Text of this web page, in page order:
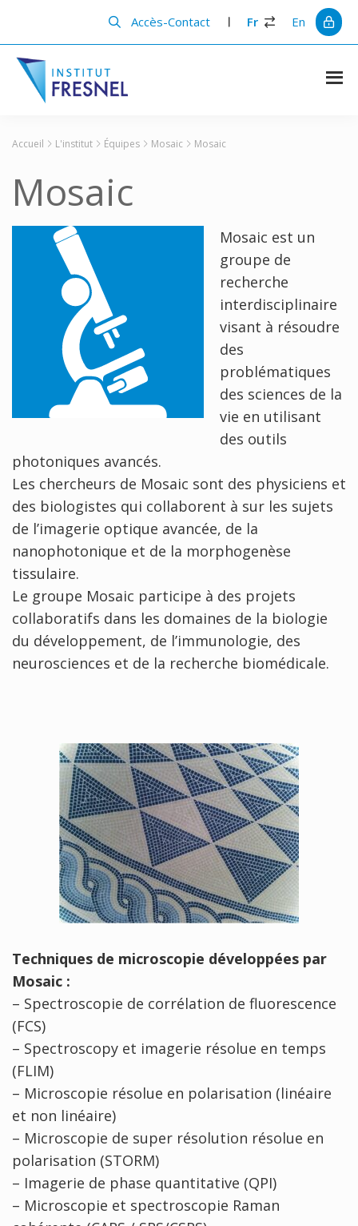
principal
barre
principale
Accès-Contact Fr En
Institut
en
Accueil L'institut Équipes Mosaic Mosaic
Mosaic
Mosaic est un
groupe de
recherche
interdisciplinaire
visant à résoudre
des
problématiques
des sciences de la
vie en utilisant
des outils
photoniques avancés.
Les chercheurs de Mosaic sont des physiciens et
des biologistes qui collaborent à sur les sujets
de l’imagerie optique avancée, de la
nanophotonique et de la morphogenèse
tissulaire.
Le groupe Mosaic participe à des projets
collaboratifs dans les domaines de la biologie
du développement, de l’immunologie, des
neurosciences et de la recherche biomédicale.
Techniques de microscopie développées par
Mosaic :
– Spectroscopie de corrélation de fluorescence
(FCS)
– Spectroscopy et imagerie résolue en temps
(FLIM)
– Microscopie résolue en polarisation (linéaire
et non linéaire)
– Microscopie de super résolution résolue en
polarisation (STORM)
– Imagerie de phase quantitative (QPI)
– Microscopie et spectroscopie Raman